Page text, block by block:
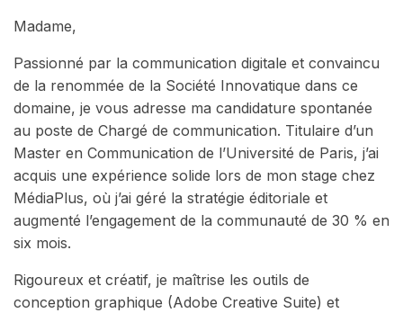
Madame,
Passionné par la communication digitale et convaincu
de la renommée de la Société Innovatique dans ce
domaine, je vous adresse ma candidature spontanée
au poste de Chargé de communication. Titulaire d’un
Master en Communication de l’Université de Paris, j’ai
acquis une expérience solide lors de mon stage chez
MédiaPlus, où j’ai géré la stratégie éditoriale et
augmenté l’engagement de la communauté de 30 % en
six mois.
Rigoureux et créatif, je maîtrise les outils de
conception graphique (Adobe Creative Suite) et